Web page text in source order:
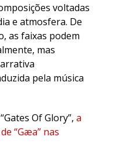
voltadas
e atmosfera. De
as faixas podem
mas
pela música
Of Glory”, a
“Gæa” nas